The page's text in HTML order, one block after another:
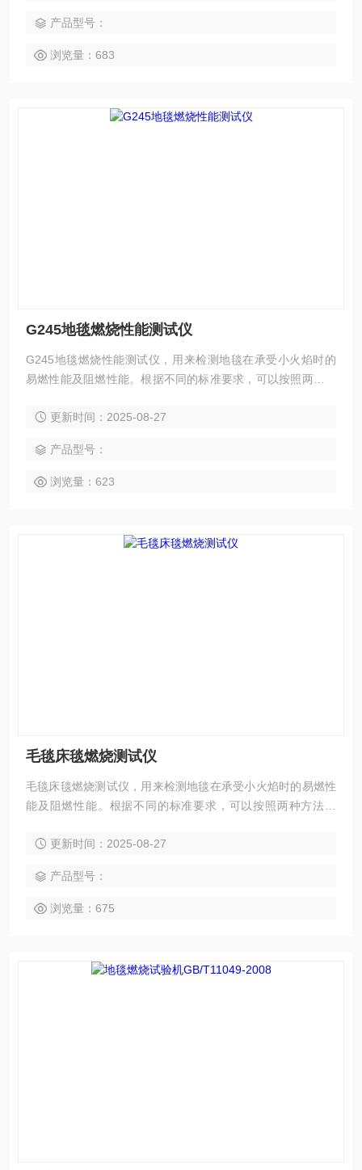
产品型号：
浏览量：683
G245地毯燃烧性能测试仪
G245地毯燃烧性能测试仪，用来检测地毯在承受小火焰时的
易燃性能及阻燃性能。根据不同的标准要求，可以按照两种方
更新时间：2025-08-27
产品型号：
浏览量：623
毛毯床毯燃烧测试仪
毛毯床毯燃烧测试仪，用来检测地毯在承受小火焰时的易燃性
能及阻燃性能。根据不同的标准要求，可以按照两种方法测
更新时间：2025-08-27
产品型号：
浏览量：675